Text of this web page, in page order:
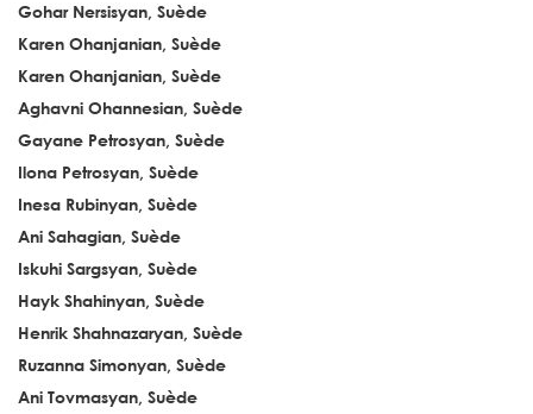
Gohar Nersisyan, Suède
Karen Ohanjanian, Suède
Karen Ohanjanian, Suède
Aghavni Ohannesian, Suède
Gayane Petrosyan, Suède
Ilona Petrosyan, Suède
Inesa Rubinyan, Suède
Ani Sahagian, Suède
Iskuhi Sargsyan, Suède
Hayk Shahinyan, Suède
Henrik Shahnazaryan, Suède
Ruzanna Simonyan, Suède
Ani Tovmasyan, Suède